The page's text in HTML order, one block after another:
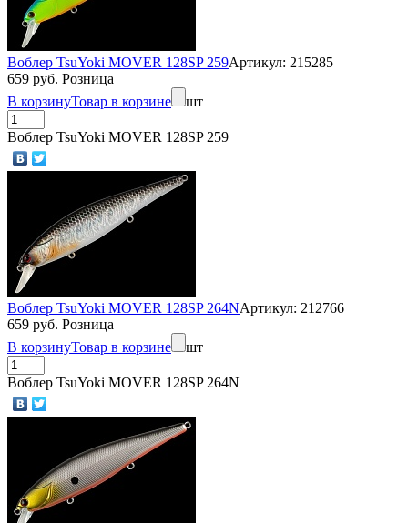
Воблер TsuYoki MOVER 128SP 259Артикул: 215285
659 руб. Розница
В корзинуТовар в корзине шт
Воблер TsuYoki MOVER 128SP 259
Воблер TsuYoki MOVER 128SP 264NАртикул: 212766
659 руб. Розница
В корзинуТовар в корзине шт
Воблер TsuYoki MOVER 128SP 264N